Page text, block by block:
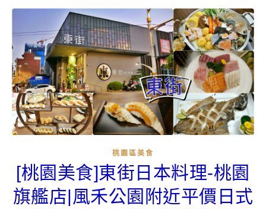
桃園區美食
[桃園美食]東街日本料理-桃園
旗艦店|風禾公園附近平價日式